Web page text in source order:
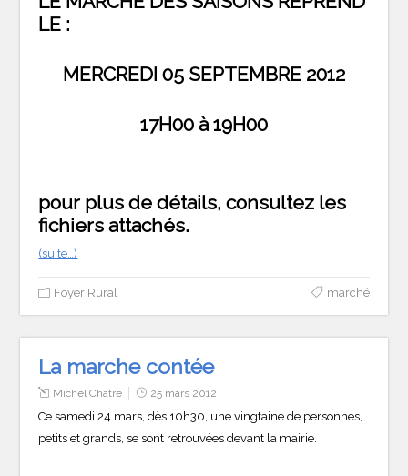
LE :
MERCREDI 05 SEPTEMBRE 2012
17H00 à 19H00
pour plus de détails, consultez les
fichiers attachés.
(suite…)
Foyer Rural marché
La marche contée
Michel Chatre 25 mars 2012
Ce samedi 24 mars, dès 10h30, une vingtaine de personnes,
petits et grands, se sont retrouvées devant la mairie.